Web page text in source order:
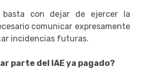
basta con dejar de ejercer la
comunicar expresamente
incidencias futuras.
parte del IAE ya pagado?